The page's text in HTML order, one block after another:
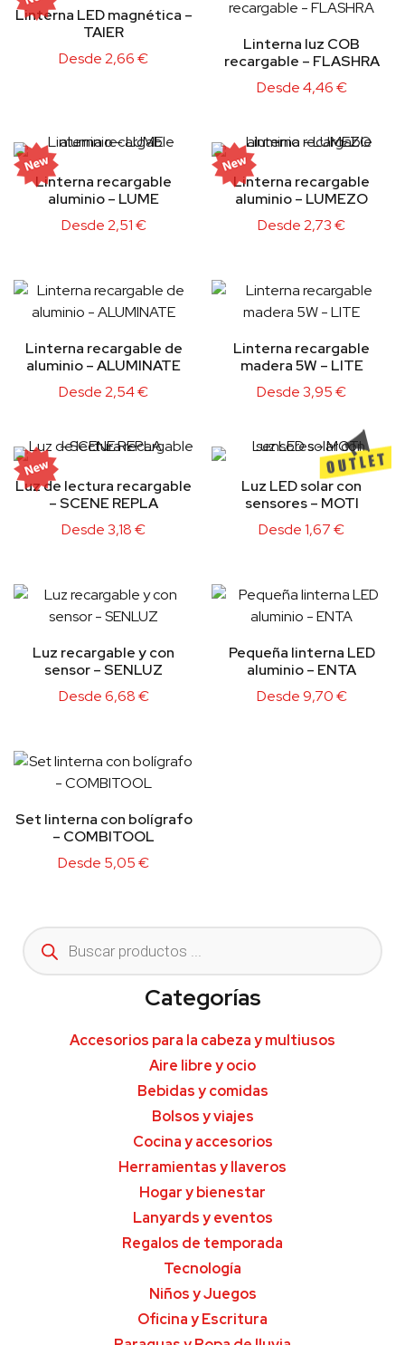
Linterna LED magnética –
TAIER
Desde2,66€
Linterna luz COB
recargable – FLASHRA
Desde4,46€
Linterna recargable
aluminio – LUME
Desde2,51€
Linterna recargable
aluminio – LUMEZO
Desde2,73€
Linterna recargable de
aluminio – ALUMINATE
Desde2,54€
Linterna recargable
madera 5W – LITE
Desde3,95€
Luz de lectura recargable
– SCENE REPLA
Desde3,18€
Luz LED solar con
sensores – MOTI
Desde1,67€
Luz recargable y con
sensor – SENLUZ
Desde6,68€
Pequeña linterna LED
aluminio – ENTA
Desde9,70€
Set linterna con bolígrafo
– COMBITOOL
Desde 5,05€
Categorías
Accesorios para la cabeza y multiusos
Aire libre y ocio
Bebidas y comidas
Bolsos y viajes
Cocina y accesorios
Herramientas y llaveros
Hogar y bienestar
Lanyards y eventos
Regalos de temporada
Tecnología
Niños y Juegos
Oficina y Escritura